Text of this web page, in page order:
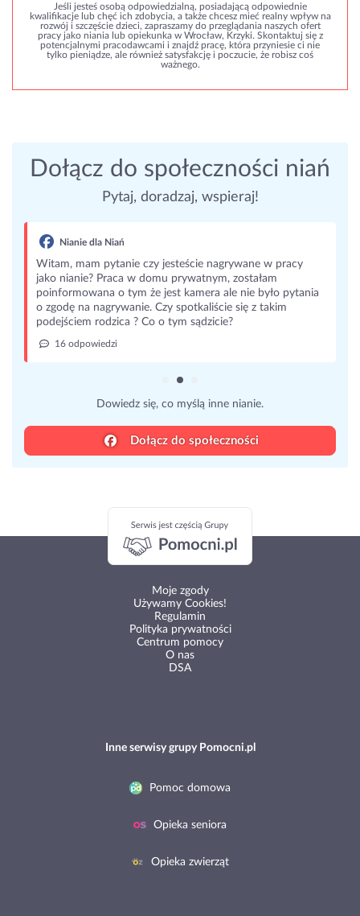
Jeśli jesteś osobą odpowiedzialną, posiadającą odpowiednie
kwalifikacje lub chęć ich zdobycia, a także chcesz mieć realny wpływ na
rozwój i szczęście dzieci, zapraszamy do przeglądania naszych ofert
pracy jako niania lub opiekunka w Wrocław, Krzyki. Skontaktuj się z
potencjalnymi pracodawcami i znajdź pracę, która przyniesie ci nie
tylko pieniądze, ale również satysfakcję i poczucie, że robisz coś
ważnego.
Dołącz do społeczności niań
Pytaj, doradzaj, wspieraj!
Nianie dla Niań
Witam, mam pytanie czy jesteście nagrywane w pracy
jako nianie? Praca w domu prywatnym, zostałam
poinformowana o tym że jest kamera ale nie było pytania
o zgodę na nagrywanie. Czy spotkaliście się z takim
podejściem rodzica ? Co o tym sądzicie?
16 odpowiedzi
Dowiedz się, co myślą inne nianie.
Dołącz do społeczności
Moje zgody
Używamy Cookies!
Regulamin
Polityka prywatności
Centrum pomocy
O nas
DSA
Inne serwisy grupy Pomocni.pl
Pomoc domowa
Opieka seniora
Opieka zwierząt